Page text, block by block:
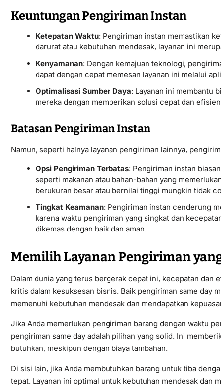
Keuntungan Pengiriman Instan
Ketepatan Waktu: Pengiriman instan memastikan
darurat atau kebutuhan mendesak, layanan ini
Kenyamanan: Dengan kemajuan teknologi,
dapat dengan cepat memesan layanan ini melalui
Optimalisasi Sumber Daya: Layanan ini membantu
mereka dengan memberikan solusi cepat dan
Batasan Pengiriman Instan
Namun, seperti halnya layanan pengiriman lainnya,
Opsi Pengiriman Terbatas: Pengiriman instan
seperti makanan atau bahan-bahan yang
berukuran besar atau bernilai tinggi mungkin tidak
Tingkat Keamanan: Pengiriman instan cenderung
karena waktu pengiriman yang singkat dan
dikemas dengan baik dan aman.
Memilih Layanan Pengiriman
Dalam dunia yang terus bergerak cepat ini, kecepatan dan
kritis dalam kesuksesan bisnis. Baik pengiriman same day
memenuhi kebutuhan mendesak dan mendapatkan
Jika Anda memerlukan pengiriman barang dengan waktu
pengiriman same day adalah pilihan yang solid. Ini
butuhkan, meskipun dengan biaya tambahan.
Di sisi lain, jika Anda membutuhkan barang untuk tiba
tepat. Layanan ini optimal untuk kebutuhan mendesak dan